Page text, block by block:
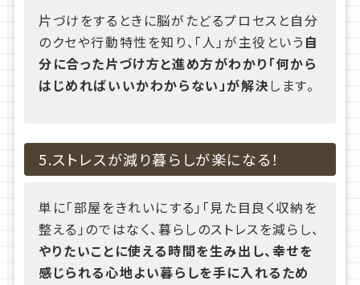
片づけをするときに脳がたどるプロセスと自分
のクセや行動特性を知り、「人」が主役という 自
分に合った片づけ方と進め方がわかり「何から
はじめればいいかわからない」が解決 します。
5.ストレスが減り暮らしが楽になる！
単に「部屋をきれいにする」「見た目良く収納を
整える」のではなく、暮らしのストレスを減らし、
やりたいことに使える時間を生み出し、幸せを
感じられる心地よい暮らしを手に入れるため